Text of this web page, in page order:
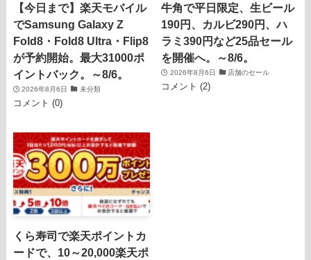
【今日まで】楽天モバイル
でSamsung Galaxy Z
Fold8・Fold8 Ultra・Flip8
が予約開始。最大31000ポ
イントバック。～8/6。
2026年8月6日 未分類
コメント (0)
牛角で平日限定、生ビール
190円、カルビ290円、ハ
ラミ390円など25品セール
を開催へ。～8/6。
2026年8月6日 店舗のセール
コメント (2)
くら寿司で楽天ポイントカ
ードで、10～20,000楽天ポ